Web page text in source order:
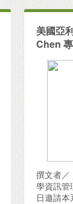
美國亞
Chen
撰文者／
學資訊管
日邀請